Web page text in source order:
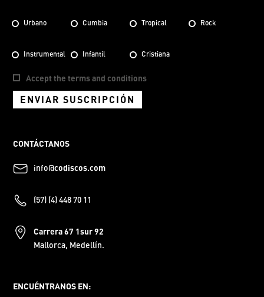
Urbano Cumbia Tropical Rock
Instrumental Infantil Cristiana
Accept the terms and conditions
ENVIAR SUSCRIPCIÓN
CONTÁCTANOS
info@codiscos.com
(57) (4) 448 70 11
Carrera 67 1sur 92
Mallorca, Medellín.
ENCUÉNTRANOS EN: